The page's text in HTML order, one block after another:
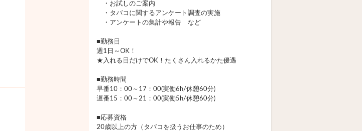
・お試しのご案内
・タバコに関するアンケート調査の実施
・アンケートの集計や報告 など
■勤務日
週1日～OK！
★入れる日だけでOK！たくさん入れるかた優遇
■勤務時間
早番10：00～17：00(実働6h/休憩60分)
遅番15：00～21：00(実働5h/休憩60分)
■応募資格
20歳以上の方（タバコを扱うお仕事のため）